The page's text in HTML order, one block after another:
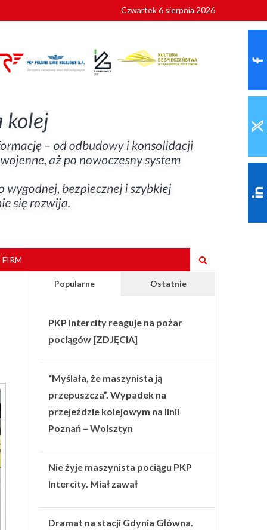
roku
Czwartek 6 sierpnia 2026
Popularne Ostatnie
PKP Intercity reaguje na pożar
pociągów [ZDJĘCIA]
“Myślała, że maszynista ją
przepuszcza”. Wypadek na
przejeździe kolejowym na linii
Poznań – Wolsztyn
Nie żyje maszynista pociągu PKP
Intercity. Miał zawał
Dramat na stacji Gdynia Główna.